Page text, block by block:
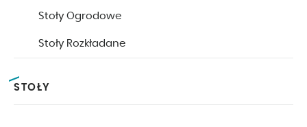
Stoły Ogrodowe
Stoły Rozkładane
STOŁY